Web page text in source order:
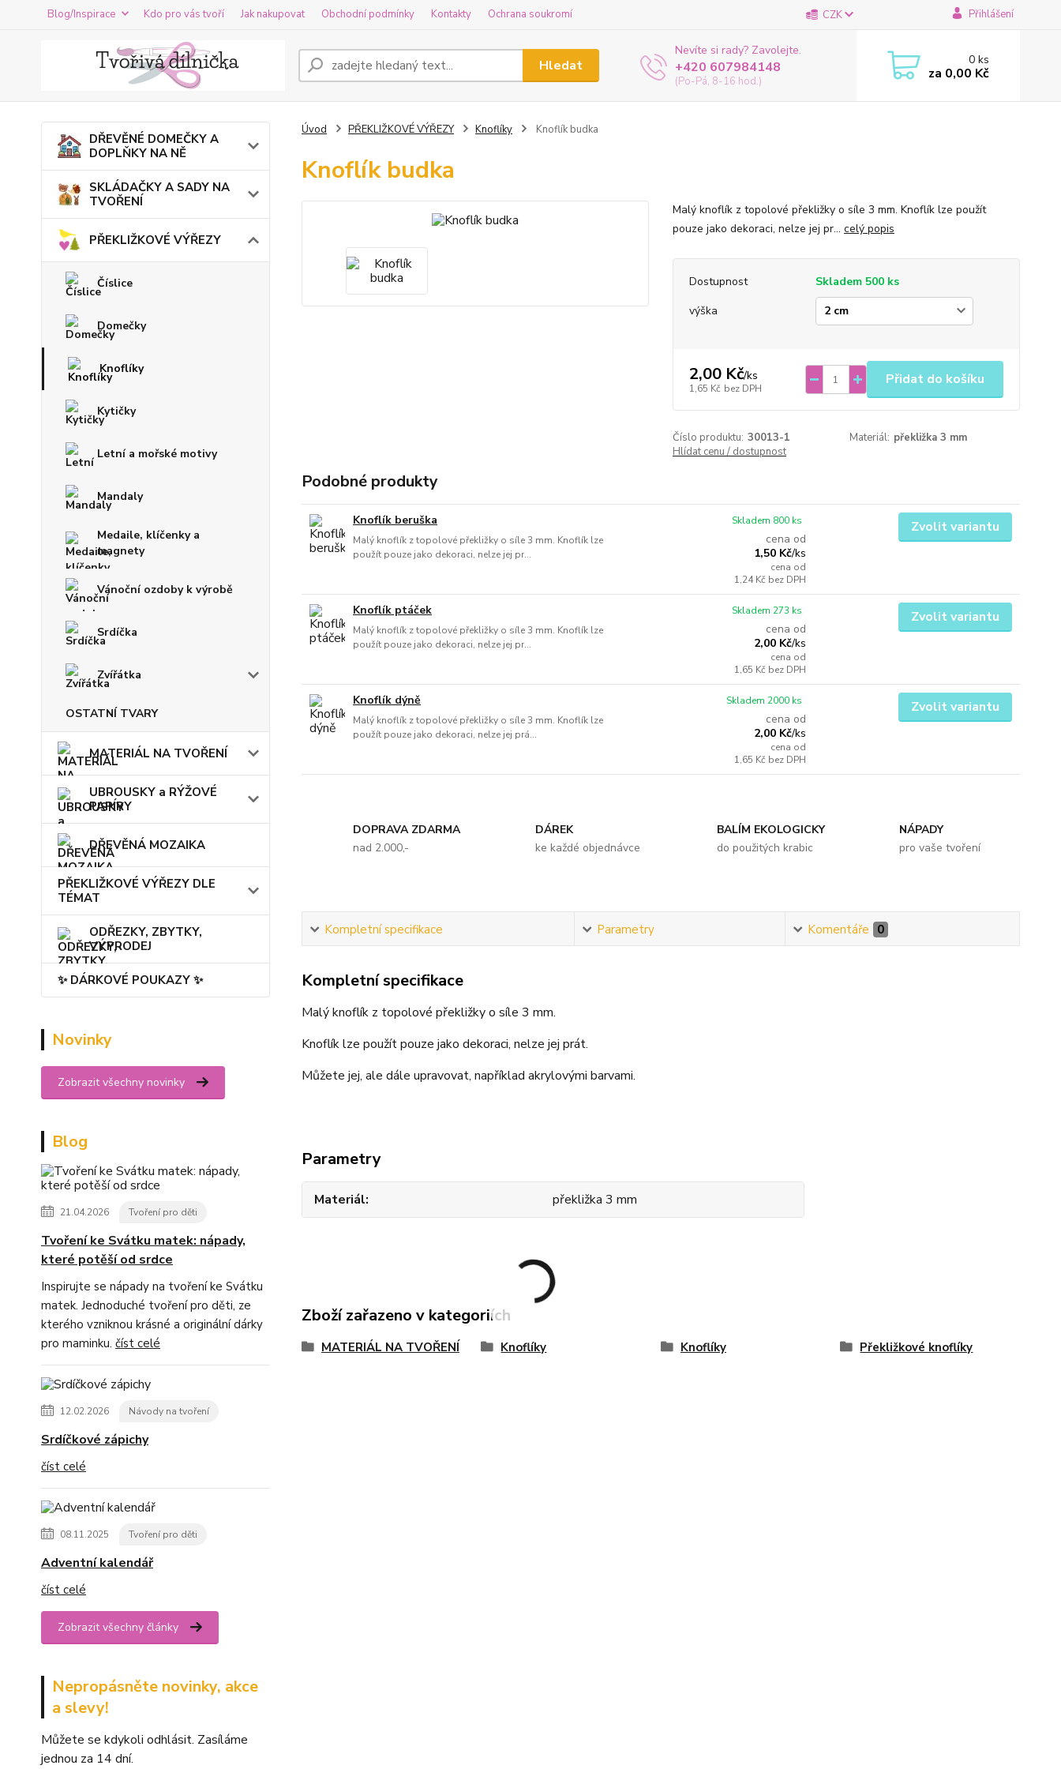
Blog/Inspirace Kdo pro vás tvoří Jak nakupovat Obchodní podmínky Kontakty Ochrana soukromí CZK Přihlášení
Hledat
Nevíte si rady? Zavolejte.
+420 607984148
(Po-Pá, 8-16 hod.)
0ks
za 0,00 Kč
DŘEVĚNÉ DOMEČKY A
DOPLŇKY NA NĚ
SKLÁDAČKY A SADY NA
TVOŘENÍ
PŘEKLIŽKOVÉ VÝŘEZY
Číslice
Domečky
Knoflíky
Kytičky
Letní a mořské motivy
Mandaly
Medaile, klíčenky a
magnety
Vánoční ozdoby k výrobě
Srdíčka
Zvířátka
OSTATNÍ TVARY
MATERIÁL NA TVOŘENÍ
UBROUSKY a RÝŽOVÉ
PAPÍRY
DŘEVĚNÁ MOZAIKA
PŘEKLIŽKOVÉ VÝŘEZY DLE
TÉMAT
ODŘEZKY, ZBYTKY,
VÝPRODEJ
✨ DÁRKOVÉ POUKAZY ✨
Novinky
Zobrazit všechny novinky
Blog
21.04.2026 Tvoření pro děti
Tvoření ke Svátku matek: nápady,
které potěší od srdce
Inspirujte se nápady na tvoření ke Svátku
matek. Jednoduché tvoření pro děti, ze
kterého vzniknou krásné a originální dárky
pro maminku. číst celé
12.02.2026 Návody na tvoření
Srdíčkové zápichy
číst celé
08.11.2025 Tvoření pro děti
Adventní kalendář
číst celé
Zobrazit všechny články
Nepropásněte novinky, akce
a slevy!
Můžete se kdykoli odhlásit. Zasíláme
jednou za 14 dní.
Úvod PŘEKLIŽKOVÉ VÝŘEZY Knoflíky Knoflík budka
Knoflík budka
Malý knoflík z topolové překližky o síle 3 mm. Knoflík lze použít
pouze jako dekoraci, nelze jej pr... celý popis
Dostupnost
Skladem 500 ks
výška
2,00 Kč/ks
1,65 Kč bez DPH
Přidat do košíku
Číslo produktu: 30013-1 Materiál: překližka 3 mm
Hlídat cenu / dostupnost
Podobné produkty
Knoflík beruška
Malý knoflík z topolové překližky o síle 3 mm. Knoflík lze
použít pouze jako dekoraci, nelze jej pr...
cena od
1,50 Kč/ks
cena od
1,24 Kč bez DPH
Skladem 800 ks Zvolit variantu
Knoflík ptáček
Malý knoflík z topolové překližky o síle 3 mm. Knoflík lze
použít pouze jako dekoraci, nelze jej pr...
cena od
2,00 Kč/ks
cena od
1,65 Kč bez DPH
Skladem 273 ks Zvolit variantu
Knoflík dýně
Malý knoflík z topolové překližky o síle 3 mm. Knoflík lze
použít pouze jako dekoraci, nelze jej prá...
cena od
2,00 Kč/ks
cena od
1,65 Kč bez DPH
Skladem 2000 ks Zvolit variantu
DOPRAVA ZDARMA
nad 2.000,-
DÁREK
ke každé objednávce
BALÍM EKOLOGICKY
do použitých krabic
NÁPADY
pro vaše tvoření
Kompletní specifikace Parametry Komentáře 0
Kompletní specifikace
Malý knoflík z topolové překližky o síle 3 mm.
Knoflík lze použít pouze jako dekoraci, nelze jej prát.
Můžete jej, ale dále upravovat, například akrylovými barvami.
Parametry
Materiál překližka 3 mm
Zboží zařazeno v kategoriích
MATERIÁL NA TVOŘENÍ Knoflíky Knoflíky Překližkové knoflíky